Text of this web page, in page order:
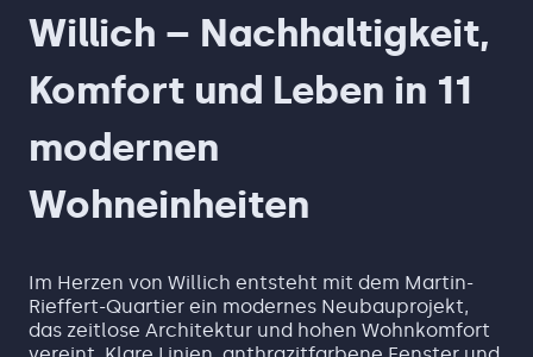
Willich – Nachhaltigkeit,
Komfort und Leben in 11
modernen
Wohneinheiten
Im Herzen von Willich entsteht mit dem Martin-
Rieffert-Quartier ein modernes Neubauprojekt,
das zeitlose Architektur und hohen Wohnkomfort